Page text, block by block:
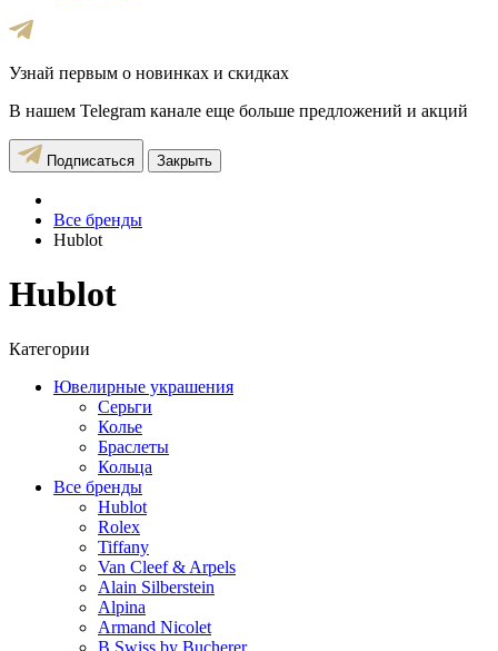
Узнай первым о новинках и скидках
В нашем Telegram канале еще больше предложений и акций
Подписаться Закрыть
Все бренды
Hublot
Hublot
Категории
Ювелирные украшения
Серьги
Колье
Браслеты
Кольца
Все бренды
Hublot
Rolex
Tiffany
Van Cleef & Arpels
Alain Silberstein
Alpina
Armand Nicolet
B Swiss by Bucherer